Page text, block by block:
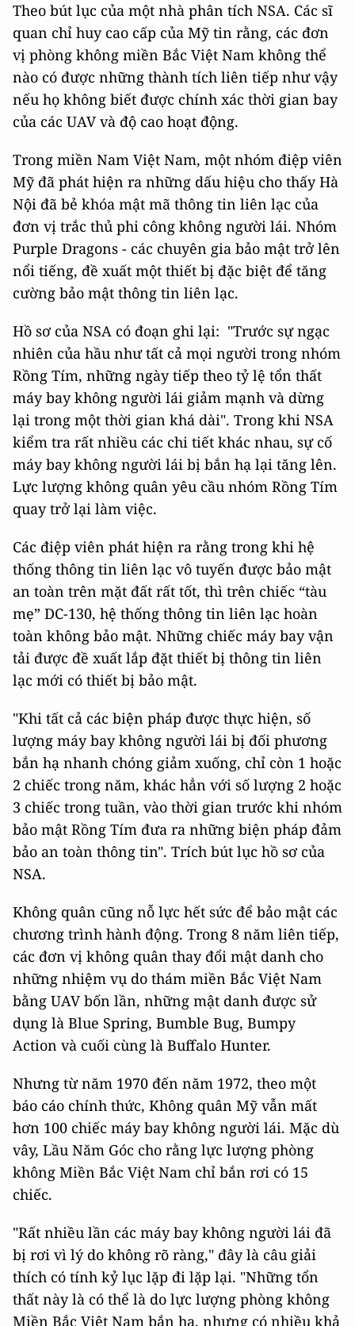
Theo bút lục của một nhà phân tích NSA. Các sĩ
quan chỉ huy cao cấp của Mỹ tin rằng, các đơn
vị phòng không miền Bắc Việt Nam không thể
nào có được những thành tích liên tiếp như vậy
nếu họ không biết được chính xác thời gian bay
của các UAV và độ cao hoạt động.
Trong miền Nam Việt Nam, một nhóm điệp viên
Mỹ đã phát hiện ra những dấu hiệu cho thấy Hà
Nội đã bẻ khóa mật mã thông tin liên lạc của
đơn vị trắc thủ phi công không người lái. Nhóm
Purple Dragons - các chuyên gia bảo mật trở lên
nổi tiếng, đề xuất một thiết bị đặc biệt để tăng
cường bảo mật thông tin liên lạc.
Hồ sơ của NSA có đoạn ghi lại: "Trước sự ngạc
nhiên của hầu như tất cả mọi người trong nhóm
Rồng Tím, những ngày tiếp theo tỷ lệ tổn thất
máy bay không người lái giảm mạnh và dừng
lại trong một thời gian khá dài". Trong khi NSA
kiểm tra rất nhiều các chi tiết khác nhau, sự cố
máy bay không người lái bị bắn hạ lại tăng lên.
Lực lượng không quân yêu cầu nhóm Rồng Tím
quay trở lại làm việc.
Các điệp viên phát hiện ra rằng trong khi hệ
thống thông tin liên lạc vô tuyến được bảo mật
an toàn trên mặt đất rất tốt, thì trên chiếc “tàu
mẹ” DC-130, hệ thống thông tin liên lạc hoàn
toàn không bảo mật. Những chiếc máy bay vận
tải được đề xuất lắp đặt thiết bị thông tin liên
lạc mới có thiết bị bảo mật.
"Khi tất cả các biện pháp được thực hiện, số
lượng máy bay không người lái bị đối phương
bắn hạ nhanh chóng giảm xuống, chỉ còn 1 hoặc
2 chiếc trong năm, khác hẳn với số lượng 2 hoặc
3 chiếc trong tuần, vào thời gian trước khi nhóm
bảo mật Rồng Tím đưa ra những biện pháp đảm
bảo an toàn thông tin". Trích bút lục hồ sơ của
NSA.
Không quân cũng nỗ lực hết sức để bảo mật các
chương trình hành động. Trong 8 năm liên tiếp,
các đơn vị không quân thay đổi mật danh cho
những nhiệm vụ do thám miền Bắc Việt Nam
bằng UAV bốn lần, những mật danh được sử
dụng là Blue Spring, Bumble Bug, Bumpy
Action và cuối cùng là Buffalo Hunter.
Nhưng từ năm 1970 đến năm 1972, theo một
báo cáo chính thức, Không quân Mỹ vẫn mất
hơn 100 chiếc máy bay không người lái. Mặc dù
vây, Lầu Năm Góc cho rằng lực lượng phòng
không Miền Bắc Việt Nam chỉ bắn rơi có 15
chiếc.
"Rất nhiều lần các máy bay không người lái đã
bị rơi vì lý do không rõ ràng," đây là câu giải
thích có tính kỷ lục lặp đi lặp lại. "Những tổn
thất này là có thể là do lực lượng phòng không
Miền Bắc Việt Nam bắn hạ, nhưng có nhiều khả